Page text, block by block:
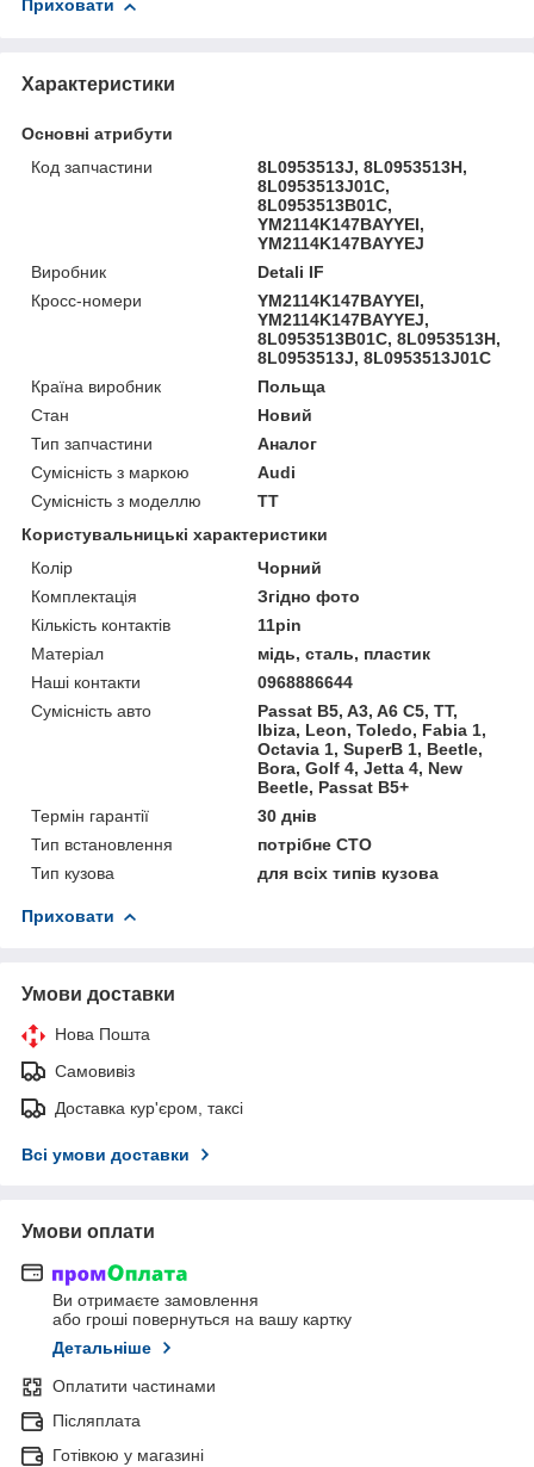
Приховати
Характеристики
Основні атрибути
Код запчастини
8L0953513J, 8L0953513H,
8L0953513J01C,
8L0953513B01C,
YM2114K147BAYYEI,
YM2114K147BAYYEJ
Виробник
Detali IF
Кросс-номери
YM2114K147BAYYEI,
YM2114K147BAYYEJ,
8L0953513B01C, 8L0953513H,
8L0953513J, 8L0953513J01C
Країна виробник
Польща
Стан
Новий
Тип запчастини
Аналог
Сумісність з маркою
Audi
Сумісність з моделлю
TT
Користувальницькі характеристики
Колір
Чорний
Комплектація
Згідно фото
Кількість контактів
11pin
Матеріал
мідь, сталь, пластик
Наші контакти
0968886644
Сумісність авто
Passat B5, A3, A6 C5, TT,
Ibiza, Leon, Toledo, Fabia 1,
Octavia 1, SuperB 1, Beetle,
Bora, Golf 4, Jetta 4, New
Beetle, Passat B5+
Термін гарантії
30 днів
Тип встановлення
потрібне СТО
Тип кузова
для всіх типів кузова
Приховати
Умови доставки
Нова Пошта
Самовивіз
Доставка кур'єром, таксі
Всі умови доставки
Умови оплати
Ви отримаєте замовлення
або гроші повернуться на вашу картку
Детальніше
Оплатити частинами
Післяплата
Готівкою у магазині